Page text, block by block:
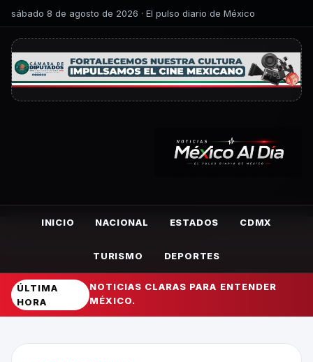
sábado 8 de agosto de 2026 · El pulso diario de México
INICIO NACIONAL ESTADOS CDMX
TURISMO DEPORTES
ÚLTIMA
HORA
NOTICIAS CLARAS PARA ENTENDER
MÉXICO.